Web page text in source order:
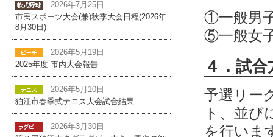
①一般男
⑤一般女
４．試合
予選リー
ト、並び
を行いま
2026年7月25日
市民スポーツ大会(兼)秋季大会日程(2026年
8月30日)
2026年5月19日
2025年度 市内大会報告
2026年5月10日
狛江市春季式テニス大会試合結果
2026年3月30日